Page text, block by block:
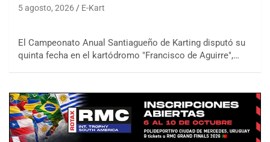
5 agosto, 2026 E-Kart
El Campeonato Anual Santiagueño de Karting disputó su
quinta fecha en el kartódromo "Francisco de Aguirre",…